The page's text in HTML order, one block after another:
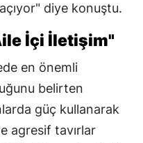
diye konuştu.
İçi İletişim"
en önemli
belirten
güç kullanarak
agresif tavırlar